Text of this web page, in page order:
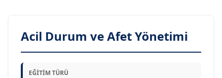
Acil Durum ve Afet Yönetimi
EĞITIM TÜRÜ